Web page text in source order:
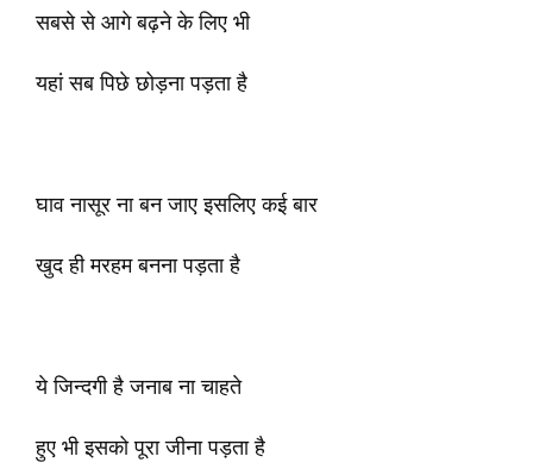
सबसे से आगे बढ़ने के लिए भी
यहां सब पिछे छोड़ना पड़ता है
घाव नासूर ना बन जाए इसलिए कई बार
खुद ही मरहम बनना पड़ता है
ये जिन्दगी है जनाब ना चाहते
हुए भी इसको पूरा जीना पड़ता है